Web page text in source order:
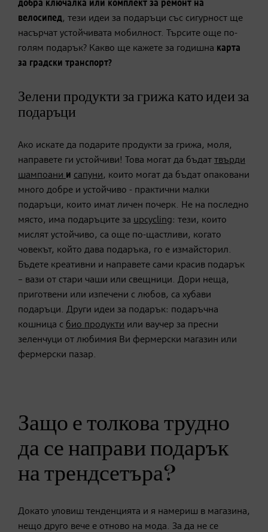
добра ключалка или комплект за ремонт на
велосипед, тези идеи за подаръци със сигурност ще
насърчат устойчивата мобилност. Търсите още по-
голям подарък? Какво ще кажете за годишна карта
за градски транспорт?
Зелени продукти за грижа като идеи за
подаръци
Ако искате да подарите продукти за грижа, моля,
направете ги устойчиви! Това могат да бъдат твърди
шампоани и сапуни, които могат да бъдат опаковани
много добре и устойчиво - практични малки
подаръци, които имат личен почерк. Не на последно
място, има подаръците за upcycling: тези, които
мислят устойчиво, са още по-щастливи, когато
човекът, който дава подаръка, го е измайсторил.
Бъдете креативни и направете сами красив подарък
– вази от стари чаши или свещници. Дори неща,
приготвени или изпечени с любов, са хубави
подаръци. Други идеи за подарък: подаръчна
кошница с био продукти или ваучер за пресни
зеленчуци от любимия Ви фермерски магазин или
фермерски пазар.
Защо е толкова трудно
да се направи подарък
на трендсетъра?
Докато уловиш тенденцията и я намериш в магазина,
нещо друго вече е отново на мода. За да не се